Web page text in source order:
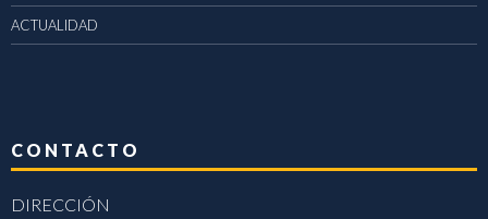
ACTUALIDAD
CONTACTO
DIRECCIÓN